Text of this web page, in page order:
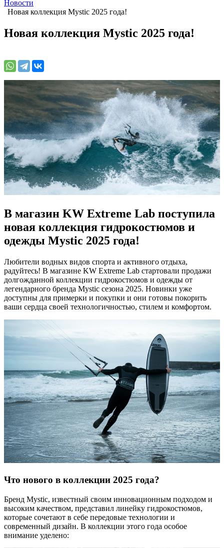
Новости
Новая коллекция Mystic 2025 года!
Новая коллекция Mystic 2025 года!
В магазин KW Extreme Lab поступила
новая коллекция гидрокостюмов и
одежды Mystic 2025 года!
Любители водных видов спорта и активного отдыха,
радуйтесь! В магазине KW Extreme Lab стартовали продажи
долгожданной коллекции гидрокостюмов и одежды от
легендарного бренда Mystic сезона 2025. Новинки уже
доступны для примерки и покупки и они готовы покорить
ваши сердца своей технологичностью, стилем и комфортом.
Что нового в коллекции 2025 года?
Бренд Mystic, известный своим инновационным подходом и
высоким качеством, представил линейку гидрокостюмов,
которые сочетают в себе передовые технологии и
современный дизайн. В коллекции этого года особое
внимание уделено: